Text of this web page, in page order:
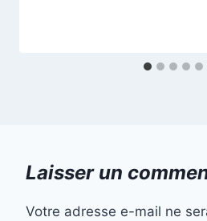
Laisser un
Votre adresse e-mail ne